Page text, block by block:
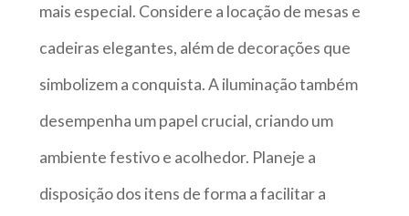
mais especial. Considere a locação de mesas e
cadeiras elegantes, além de decorações que
simbolizem a conquista. A iluminação também
desempenha um papel crucial, criando um
ambiente festivo e acolhedor. Planeje a
disposição dos itens de forma a facilitar a